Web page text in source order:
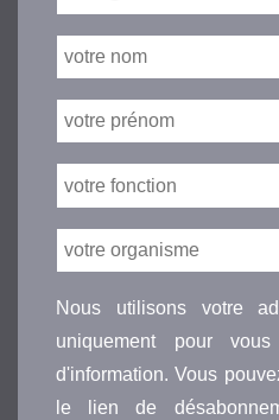
Nous utilisons votre
uniquement pour
d'information. Vous
le lien de